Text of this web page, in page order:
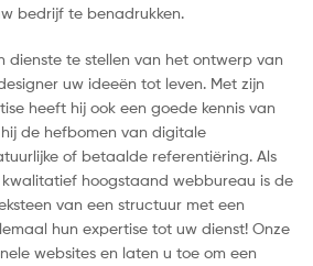
bedrijf te benadrukken.
dienste te stellen van het ontwerp van
uw ideeën tot leven. Met zijn
heeft hij ook een goede kennis van
de hefbomen van digitale
of betaalde referentiëring. Als
hoogstaand webbureau is de
van een structuur met een
hun expertise tot uw dienst! Onze
websites en laten u toe om een